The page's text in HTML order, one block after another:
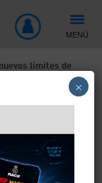
MENÚ
límites de
las
×